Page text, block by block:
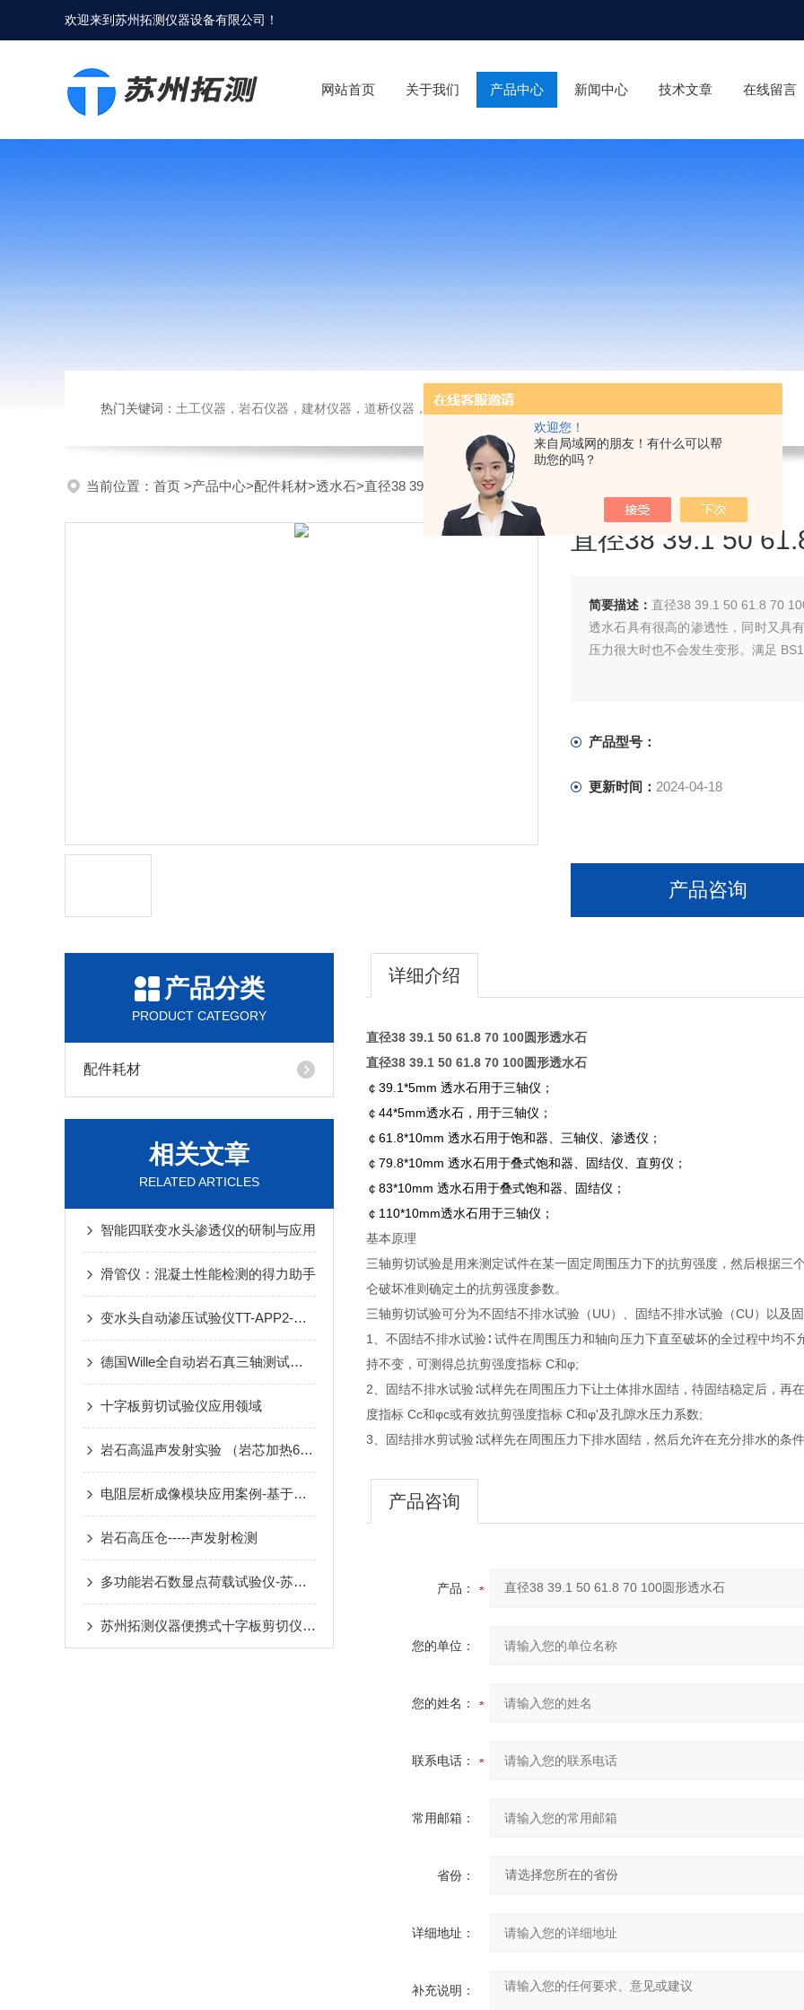
欢迎您！
来自局域网的朋友！有什么可以帮
助您的吗？
欢迎来到苏州拓测仪器设备有限公司 ！
网站首页 关于我们 产品中心 新闻中心 技术文章 在线留言
热门关键词： 土工仪器，岩石仪器，建材仪器，道桥仪器，检测仪器，检测仪器，物探仪器，勘察仪器，试验机试验箱，整体方案
当前位置： 首页 >产品中心>配件耗材>透水石>直径38 39.1 50 61.8 70 100圆形透水石
直径38 39.1 50
简要描述： 直径38 39.1 50 61.8 70
透水石具有很高的渗透性，同时又具
压力很大时也不会发生变形。满足
产品型号：
更新时间： 2024-04-18
产品咨询
产品分类
PRODUCT CATEGORY
配件耗材
相关文章
RELATED ARTICLES
智能四联变水头渗透仪的研制与应用
滑管仪：混凝土性能检测的得力助手
变水头自动渗压试验仪TT-APP2-苏州拓测仪器设备有限公司
德国Wille全自动岩石真三轴测试系统-苏州拓测仪器设备有限公司
十字板剪切试验仪应用领域
岩石高温声发射实验 （岩芯加热600度）
电阻层析成像模块应用案例-基于生成对抗网络的地铁盾构超前探测方法研究
岩石高压仓-----声发射检测
多功能岩石数显点荷载试验仪-苏州拓测仪器设备有限公司
苏州拓测仪器便携式十字板剪切仪说明书
详细介绍
直径38 39.1 50 61.8 70 100圆形透水石
直径38 39.1 50 61.8 70 100圆形透水石
￠39.1*5mm 透水石用于三轴仪；
￠44*5mm透水石，用于三轴仪；
￠61.8*10mm 透水石用于饱和器、三轴仪、渗透仪；
￠79.8*10mm 透水石用于叠式饱和器、固结仪、直剪仪；
￠83*10mm 透水石用于叠式饱和器、固结仪；
￠110*10mm透水石用于三轴仪；
基本原理
三轴剪切试验是用来测定试件在某一固定周围压力下的抗剪强度，然后根据
仑破坏准则确定土的抗剪强度参数。
三轴剪切试验可分为不固结不排水试验（UU）、固结不排水试验（CU）以及
1、不固结不排水试验∶ 试件在周围压力和轴向压力下直至破坏的全过程中均
持不变，可测得总抗剪强度指标 C和φ;
2、固结不排水试验∶试样先在周围压力下让土体排水固结，待固结稳定后，
度指标 Cc和φc或有效抗剪强度指标 C和φ'及孔隙水压力系数;
3、固结排水剪试验∶试样先在周围压力下排水固结，然后允许在充分排水的条
产品咨询
产品：
您的单位：
您的姓名：
联系电话：
常用邮箱：
省份：
详细地址：
补充说明：